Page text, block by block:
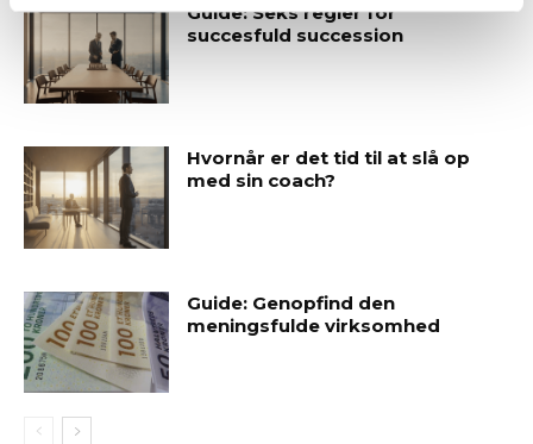
Guide: Seks regler for
succesfuld succession
Hvornår er det tid til at slå op
med sin coach?
Guide: Genopfind den
meningsfulde virksomhed